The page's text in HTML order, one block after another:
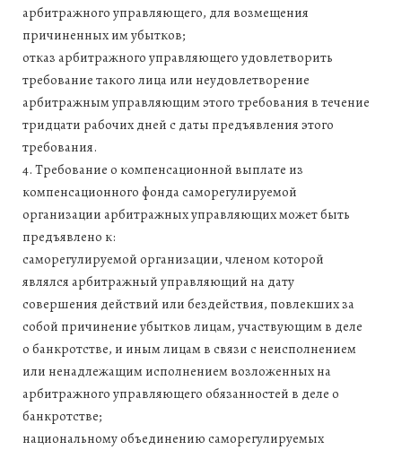
арбитражного управляющего, для возмещения
причиненных им убытков;
отказ арбитражного управляющего удовлетворить
требование такого лица или неудовлетворение
арбитражным управляющим этого требования в течение
тридцати рабочих дней с даты предъявления этого
требования.
4. Требование о компенсационной выплате из
компенсационного фонда саморегулируемой
организации арбитражных управляющих может быть
предъявлено к:
саморегулируемой организации, членом которой
являлся арбитражный управляющий на дату
совершения действий или бездействия, повлекших за
собой причинение убытков лицам, участвующим в деле
о банкротстве, и иным лицам в связи с неисполнением
или ненадлежащим исполнением возложенных на
арбитражного управляющего обязанностей в деле о
банкротстве;
национальному объединению саморегулируемых